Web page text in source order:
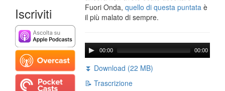
Iscriviti
Fuori Onda,quello di questa puntata è
il più malato di sempre.
00:00 00:00
⏬ Download (22 MB)
📝 Trascrizione